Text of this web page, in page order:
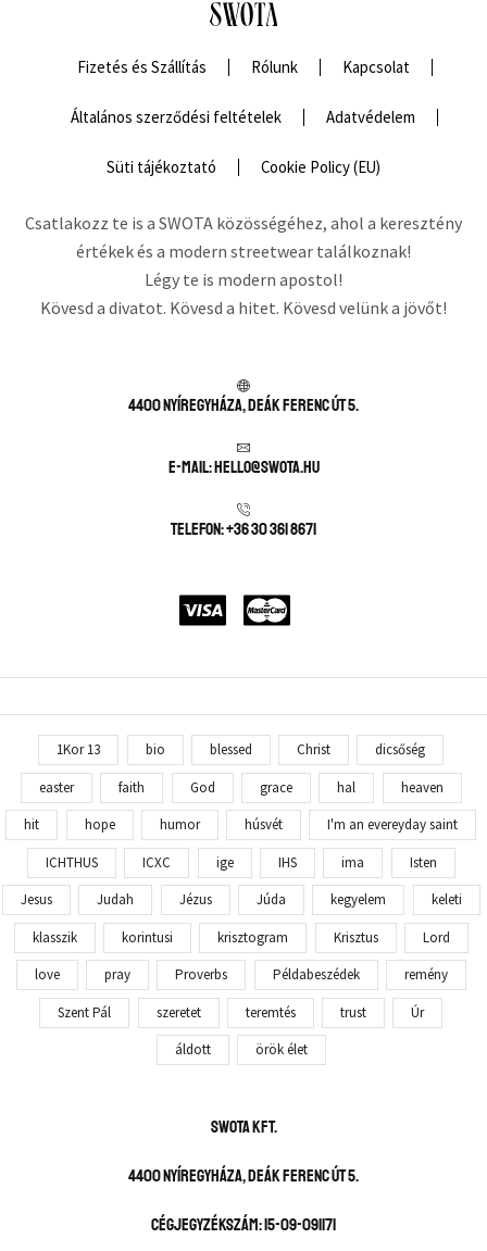
Fizetés és Szállítás Rólunk Kapcsolat
Általános szerződési feltételek Adatvédelem
Süti tájékoztató Cookie Policy (EU)
Csatlakozz te is a SWOTA közösségéhez, ahol a keresztény
értékek és a modern streetwear találkoznak!
Légy te is modern apostol!
Kövesd a divatot. Kövesd a hitet. Kövesd velünk a jövőt!
4400 Nyíregyháza, Deák Ferenc út 5.
E-mail: hello@swota.hu
Telefon: +36 30 361 8671
1Kor 13 bio blessed Christ dicsőség
easter faith God grace hal heaven
hit hope humor húsvét I'm an evereyday saint
ICHTHUS ICXC ige IHS ima Isten
Jesus Judah Jézus Júda kegyelem keleti
klasszik korintusi krisztogram Krisztus Lord
love pray Proverbs Példabeszédek remény
Szent Pál szeretet teremtés trust Úr
áldott örök élet
SWOTA KFT.
4400 Nyíregyháza, Deák Ferenc út 5.
Cégjegyzékszám: 15-09-091171